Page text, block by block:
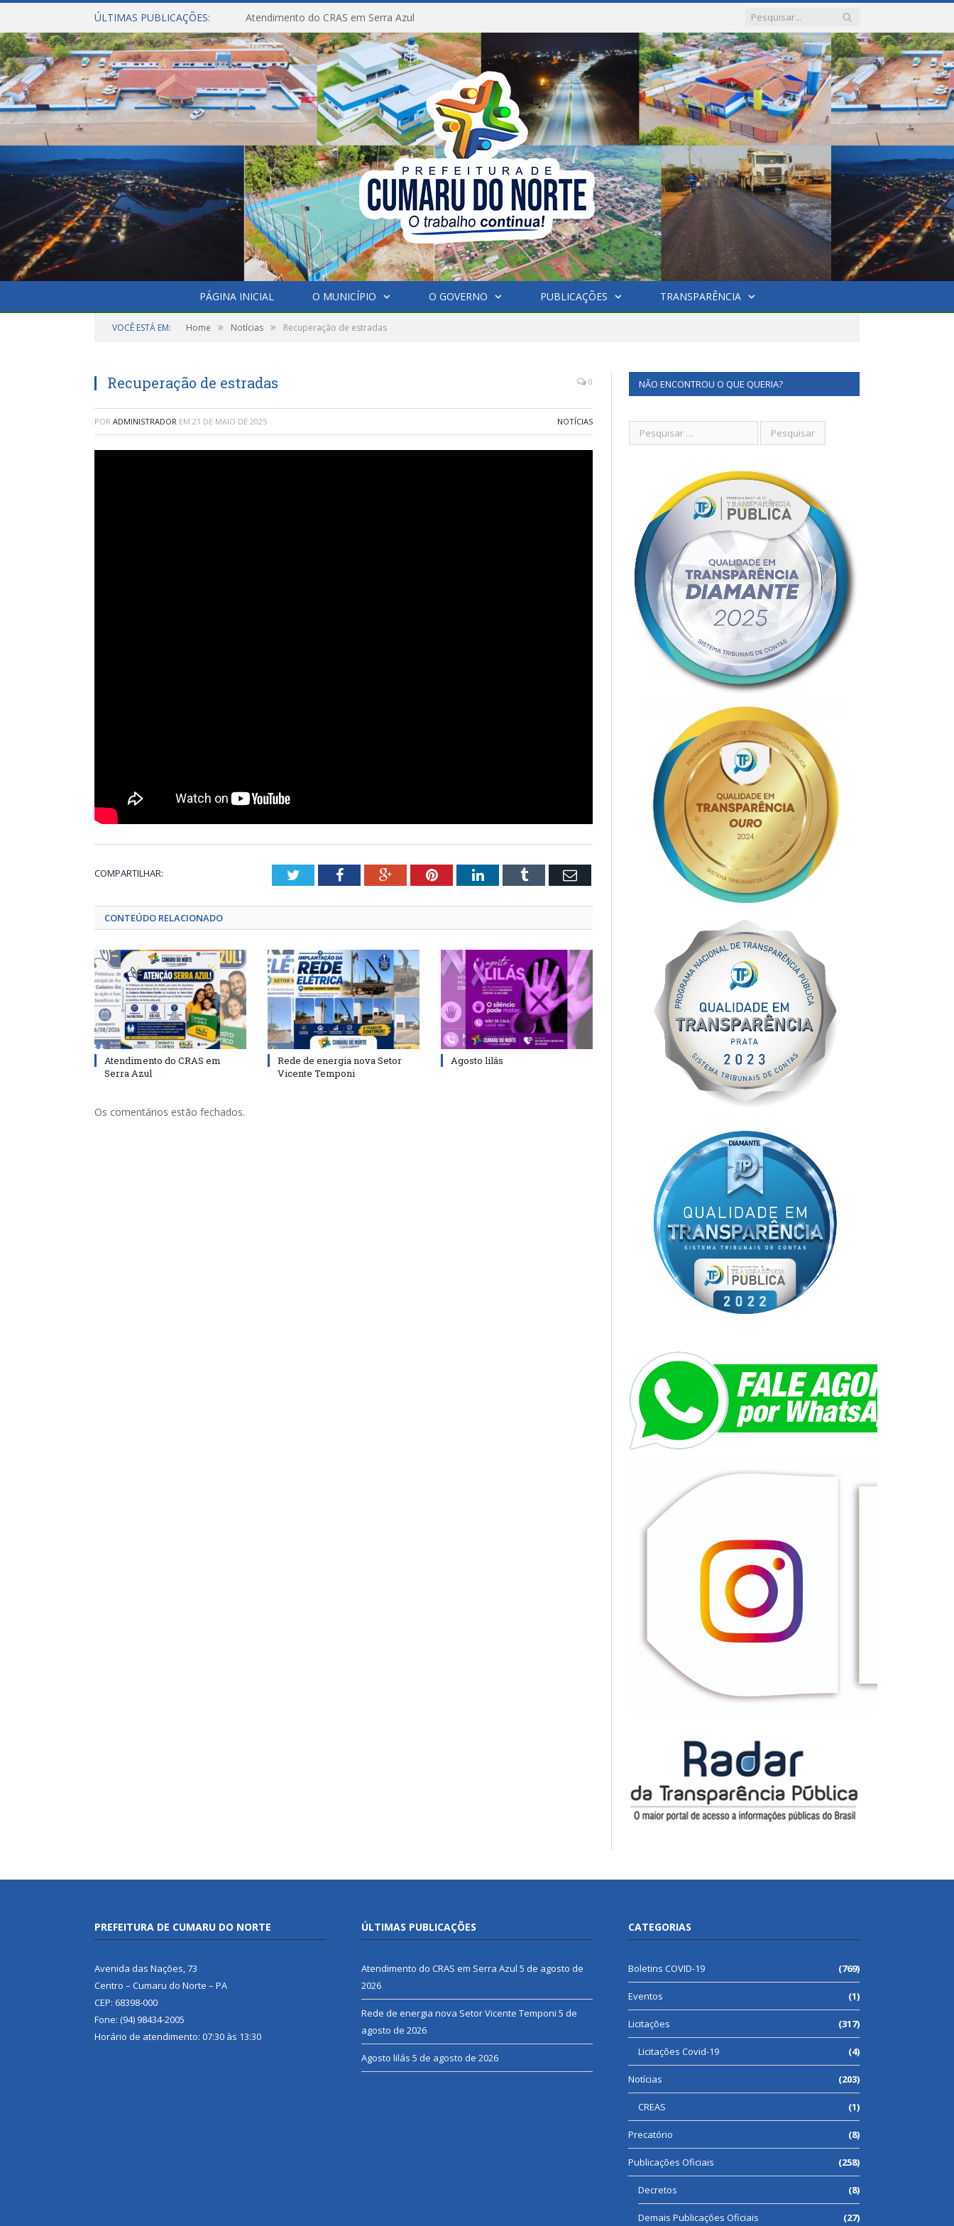
ÚLTIMAS PUBLICAÇÕES: Atendimento do CRAS em Serra Azul
PÁGINA INICIAL O MUNICÍPIO O GOVERNO PUBLICAÇÕES TRANSPARÊNCIA
VOCÊ ESTÁ EM: Home » Notícias » Recuperação de estradas
Recuperação de estradas 0
POR ADMINISTRADOR EM 21 DE MAIO DE 2025 NOTÍCIAS
COMPARTILHAR: TwitterFacebookGoogle+PinterestLinkedInTumblr Email
CONTEÚDO RELACIONADO
Atendimento do CRAS em
Serra Azul
Rede de energia nova Setor
Vicente Temponi
Agosto lilás
Os comentários estão fechados.
NÃO ENCONTROU O QUE QUERIA?
PREFEITURA DE CUMARU DO NORTE
Avenida das Nações, 73
Centro – Cumaru do Norte – PA
CEP: 68398-000
Fone: (94) 98434-2005
Horário de atendimento: 07:30 às 13:30
ÚLTIMAS PUBLICAÇÕES
Atendimento do CRAS em Serra Azul 5 de agosto de
2026
Rede de energia nova Setor Vicente Temponi 5 de
agosto de 2026
Agosto lilás 5 de agosto de 2026
CATEGORIAS
Boletins COVID-19 (769)
Eventos (1)
Licitações (317)
Licitações Covid-19 (4)
Notícias (203)
CREAS (1)
Precatório (8)
Publicações Oficiais (258)
Decretos (8)
Demais Publicações Oficiais (27)